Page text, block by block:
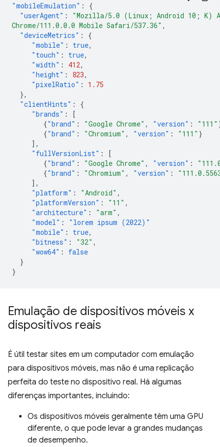
"mobileEmulation" :
{
"userAgent" :
"Mozilla/5.0 (Linux; Android 10; K)
Chrome/111.0.0.0 Mobile Safari/537.36" ,
"deviceMetrics" :
{
"mobile" : true,
"touch" : true,
"width" : 412,
"height" : 823,
"pixelRatio" :
1.75
},
"clientHints" :
{
"brands" :
[
{"brand" : "Google Chrome" , "version" : "111"
{"brand" : "Chromium" , "version" : "111" }
],
"fullVersionList" :
[
{"brand" : "Google Chrome" , "version" :
{"brand" : "Chromium" , "version" :
],
"platform" : "Android" ,
"platformVersion" : "11" ,
"architecture" : "arm" ,
"model" :
"lorem ipsum (2022)"
"mobile" : true,
"bitness" : "32" ,
"wow64" :
false
}
}
Emulação de dispositivos móveis x
dispositivos reais
É útil testar sites em um computador com emulação
para dispositivos móveis, mas não é uma replicação
perfeita do teste no dispositivo real. Há algumas
diferenças importantes, incluindo:
Os dispositivos móveis geralmente têm uma GPU
diferente, o que pode levar a grandes mudanças
de desempenho.